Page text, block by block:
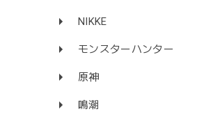
NIKKE
モンスターハンター
原神
鳴潮